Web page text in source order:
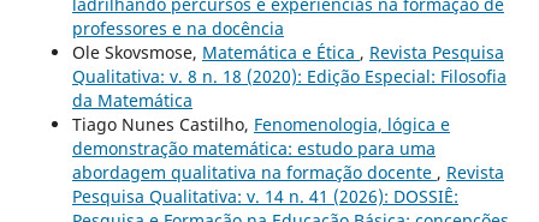
professores e na docência
Ole Skovsmose, Matemática e Ética , Revista Pesquisa
Qualitativa: v. 8 n. 18 (2020): Edição Especial: Filosofia
da Matemática
Tiago Nunes Castilho, Fenomenologia, lógica e
demonstração matemática: estudo para uma
abordagem qualitativa na formação docente , Revista
Pesquisa Qualitativa: v. 14 n. 41 (2026): DOSSIÊ: